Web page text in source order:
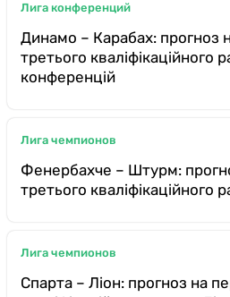
Лига конференций
Динамо – Карабах: прогноз
третього кваліфікаційного
конференцій
Лига чемпионов
Фенербахче – Штурм:
третього кваліфікаційного
Лига чемпионов
Спарта – Ліон: прогноз на